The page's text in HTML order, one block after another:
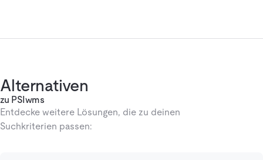
Alternativen
zu PSIwms
Entdecke weitere Lösungen, die zu deinen
Suchkriterien passen: